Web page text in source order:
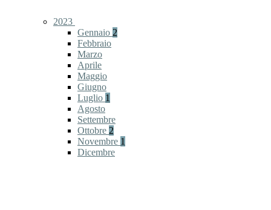
2023
Gennaio 2
Febbraio
Marzo
Aprile
Maggio
Giugno
Luglio 1
Agosto
Settembre
Ottobre 2
Novembre 1
Dicembre